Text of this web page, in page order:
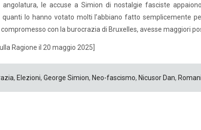
le accuse a Simion di nostalgie fasciste
lo hanno votato molti l’abbiano fatto semplicemente
con la burocrazia di Bruxelles, avesse maggiori
Ragione il 20 maggio 2025]
, Elezioni, George Simion, Neo-fascismo, Nicusor Dan,